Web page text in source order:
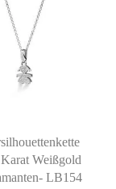
Weißgold
LB154